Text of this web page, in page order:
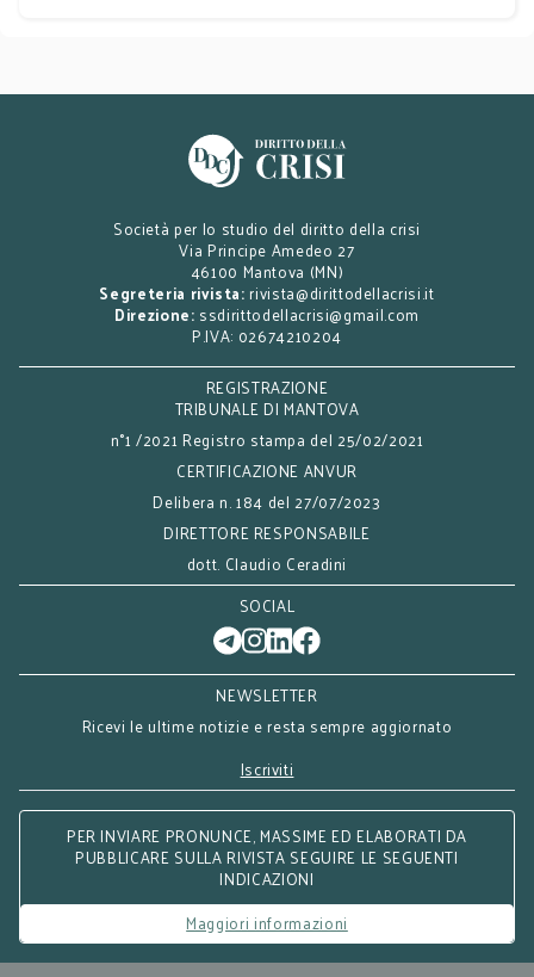
Società per lo studio del diritto della crisi
Via Principe Amedeo 27
46100 Mantova (MN)
Segreteria rivista: rivista@dirittodellacrisi.it
Direzione: ssdirittodellacrisi@gmail.com
P.IVA: 02674210204
REGISTRAZIONE
TRIBUNALE DI MANTOVA
n°1 /2021 Registro stampa del 25/02/2021
CERTIFICAZIONE ANVUR
Delibera n. 184 del 27/07/2023
DIRETTORE RESPONSABILE
dott. Claudio Ceradini
SOCIAL
NEWSLETTER
Ricevi le ultime notizie e resta sempre aggiornato
Iscriviti
PER INVIARE PRONUNCE, MASSIME ED ELABORATI DA
PUBBLICARE SULLA RIVISTA SEGUIRE LE SEGUENTI
INDICAZIONI
Maggiori informazioni